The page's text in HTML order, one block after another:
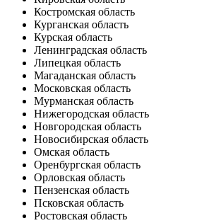
Костромская область
Курганская область
Курская область
Ленинградская область
Липецкая область
Магаданская область
Московская область
Мурманская область
Нижегородская область
Новгородская область
Новосибирская область
Омская область
Оренбургская область
Орловская область
Пензенская область
Псковская область
Ростовская область